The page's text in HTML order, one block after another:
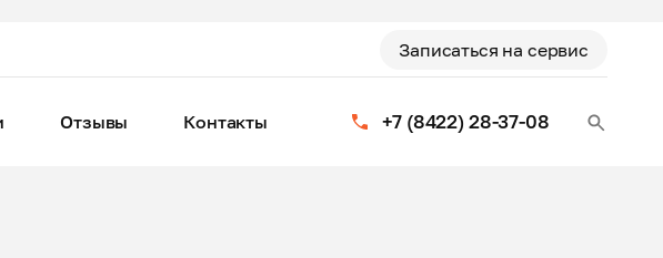
Записаться на сервис
+7 (8422) 28-37-08
Отзывы Контакты